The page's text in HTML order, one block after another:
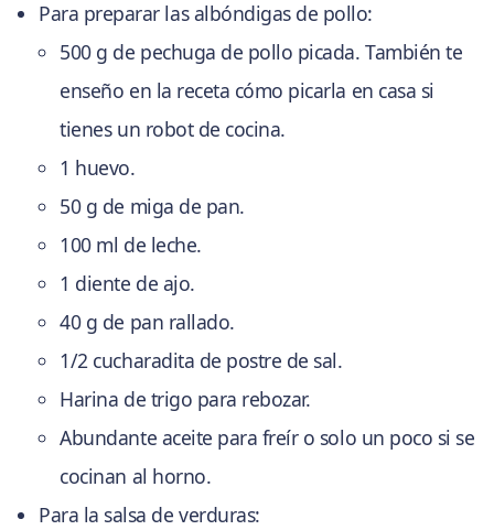
Para preparar las albóndigas de pollo:
500 g de pechuga de pollo picada. También te
enseño en la receta cómo picarla en casa si
tienes un robot de cocina.
1 huevo.
50 g de miga de pan.
100 ml de leche.
1 diente de ajo.
40 g de pan rallado.
1/2 cucharadita de postre de sal.
Harina de trigo para rebozar.
Abundante aceite para freír o solo un poco si se
cocinan al horno.
Para la salsa de verduras: